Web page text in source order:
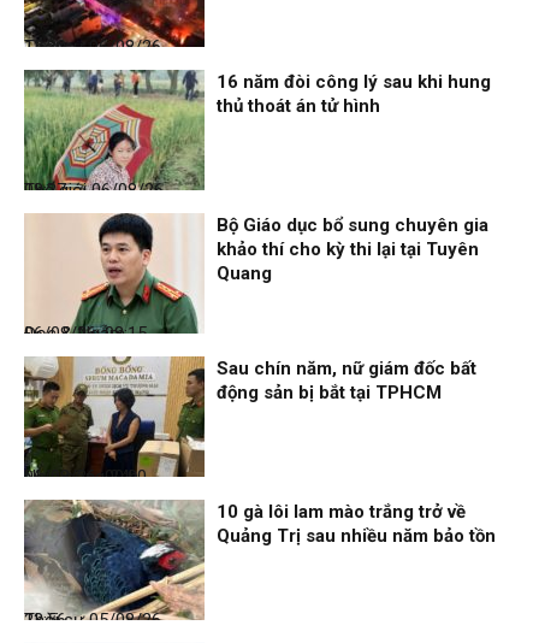
Thời sự
06/08/26, 12:30
Thế giới
06/08/26, 08:27
16 năm đòi công lý sau khi hung
thủ thoát án tử hình
Đọc & Ngẫm
06/08/26, 08:15
Bộ Giáo dục bổ sung chuyên gia
khảo thí cho kỳ thi lại tại Tuyên
Quang
Nhịp sống 24h
06/08/26, 00:00
Sau chín năm, nữ giám đốc bất
động sản bị bắt tại TPHCM
Thời sự
05/08/26, 23:56
10 gà lôi lam mào trắng trở về
Quảng Trị sau nhiều năm bảo tồn